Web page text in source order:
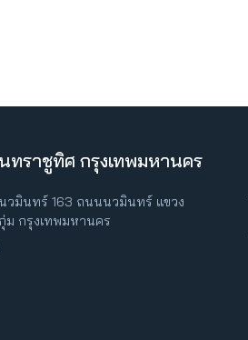
ทราชูทิศ กรุงเทพมหานคร
นวมินทร์ 163 ถนนนวมินทร์ แขวง
ม กรุงเทพมหานคร